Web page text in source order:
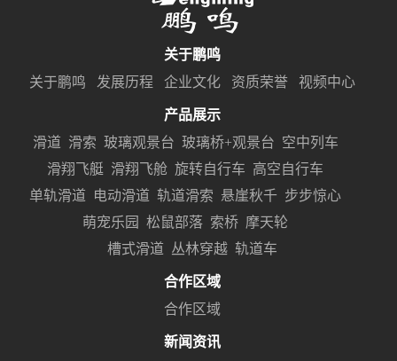
关于鹏鸣
关于鹏鸣
发展历程 企业文化 资质荣誉 视频中心
产品展示
滑道 滑索 玻璃观景台 玻璃桥+观景台 空中列车
滑翔飞艇 滑翔飞舱 旋转自行车 高空自行车
单轨滑道
电动滑道 轨道滑索 悬崖秋千 步步惊心
萌宠乐园
松鼠部落 索桥 摩天轮
槽式滑道 丛林穿越 轨道车
合作区域
合作区域
新闻资讯